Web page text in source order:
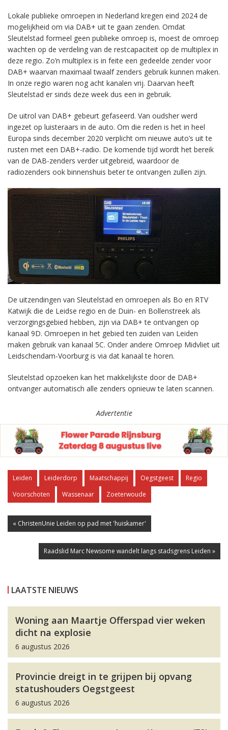
Lokale publieke omroepen in Nederland kregen eind 2024 de
mogelijkheid om via DAB+ uit te gaan zenden. Omdat
Sleutelstad formeel geen publieke omroep is, moest de omroep
wachten op de verdeling van de restcapaciteit op de multiplex in
deze regio. Zo’n multiplex is in feite een gedeelde zender voor
DAB+ waarvan maximaal twaalf zenders gebruik kunnen maken.
In onze regio waren nog acht kanalen vrij. Daarvan heeft
Sleutelstad er sinds deze week dus een in gebruik.
De uitrol van DAB+ gebeurt gefaseerd. Van oudsher werd
ingezet op luisteraars in de auto. Om die reden is het in heel
Europa sinds december 2020 verplicht om nieuwe auto’s uit te
rusten met een DAB+-radio. De komende tijd wordt het bereik
van de DAB-zenders verder uitgebreid, waardoor de
radiozenders ook binnenshuis beter te ontvangen zullen zijn.
De uitzendingen van Sleutelstad en omroepen als Bo en RTV
Katwijk die de Leidse regio en de Duin- en Bollenstreek als
verzorgingsgebied hebben, zijn via DAB+ te ontvangen op
kanaal 9D. Omroepen in het gebied ten zuiden van Leiden
maken gebruik van kanaal 5C. Onder andere Omroep Midvliet uit
Leidschendam-Voorburg is via dat kanaal te horen.
Sleutelstad opzoeken kan het makkelijkste door de DAB+
ontvanger automatisch alle zenders opnieuw te laten scannen.
Advertentie
Leiden Leiderdorp Maatschappij Oegstgeest
Regio
Voorschoten
Wassenaar Zoeterwoude
« ChristenUnie Leiden op pad met 'huiskamer'
Raadslid Marc Newsome wandelt langs stadsgrens Leiden »
LAATSTE NIEUWS
Woning aan Maartje Offerspad vier weken
dicht na explosie
6 augustus 2026
Provincie dreigt in te grijpen bij opvang
statushouders Oegstgeest
6 augustus 2026